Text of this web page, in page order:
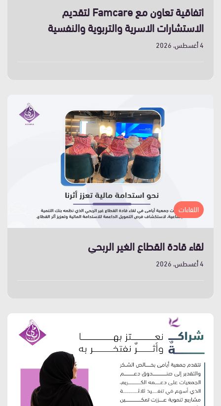
اتفاقية تعاون مع Famcare لتقديم
الاستشارات الاسرية والتربوية والنفسية
4 أغسطس، 2026
اللقاءات
لقاء قادة القطاع الغير الربحي
4 أغسطس، 2026